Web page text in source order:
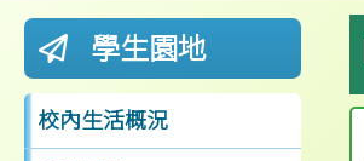
學生園地
校內生活概況